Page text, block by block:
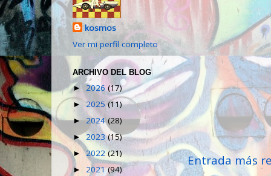
Entrada más
kosmos
Ver mi perfil completo
ARCHIVO DEL BLOG
► 2026(17)
► 2025(11)
► 2024(28)
► 2023(15)
►2022(21)
► 2021(94)